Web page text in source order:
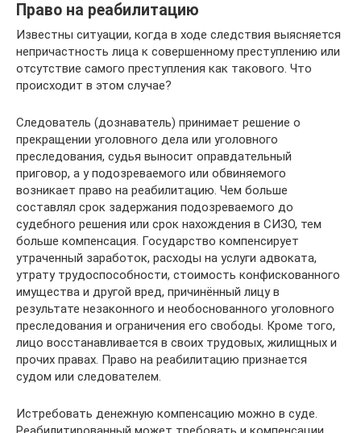
Право на реабилитацию
Известны ситуации, когда в ходе следствия выясняется
непричастность лица к совершенному преступлению или
отсутствие самого преступления как такового. Что
происходит в этом случае?
Следователь (дознаватель) принимает решение о
прекращении уголовного дела или уголовного
преследования, судья выносит оправдательный
приговор, а у подозреваемого или обвиняемого
возникает право на реабилитацию. Чем больше
составлял срок задержания подозреваемого до
судебного решения или срок нахождения в СИЗО, тем
больше компенсация. Государство компенсирует
утраченный заработок, расходы на услуги адвоката,
утрату трудоспособности, стоимость конфискованного
имущества и другой вред, причинённый лицу в
результате незаконного и необоснованного уголовного
преследования и ограничения его свободы. Кроме того,
лицо восстанавливается в своих трудовых, жилищных и
прочих правах. Право на реабилитацию признается
судом или следователем.
Истребовать денежную компенсацию можно в суде.